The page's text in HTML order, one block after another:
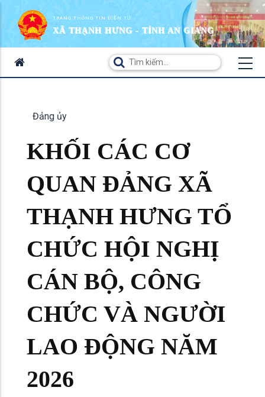
TRANG THÔNG TIN ĐIỆN TỬ
XÃ THẠNH HƯNG - TỈNH AN GIANG
Đảng ủy
KHỐI CÁC CƠ
QUAN ĐẢNG XÃ
THẠNH HƯNG TỔ
CHỨC HỘI NGHỊ
CÁN BỘ, CÔNG
CHỨC VÀ NGƯỜI
LAO ĐỘNG NĂM
2026